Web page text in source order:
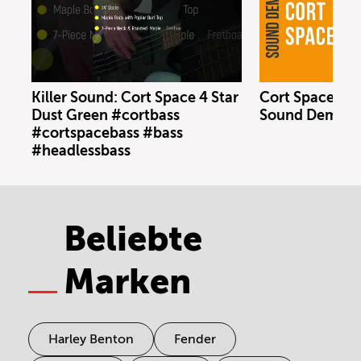
Killer Sound: Cort Space 4 Star
Dust Green #cortbass
#cortspacebass #bass
#headlessbass
Cort Space 4
Sound Demo
Beliebte
Marken
Harley Benton Fender